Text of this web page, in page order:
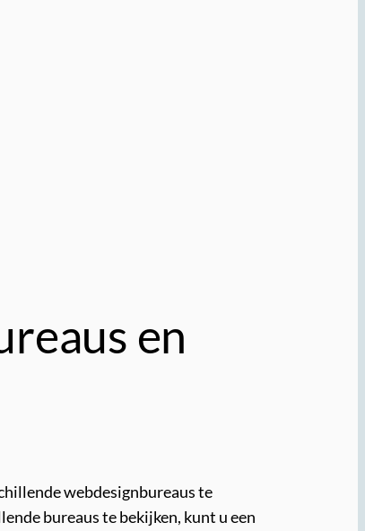
en
webdesignbureaus te
bureaus te bekijken, kunt u een